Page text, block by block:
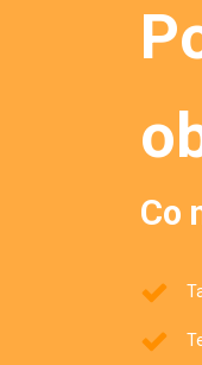
Co